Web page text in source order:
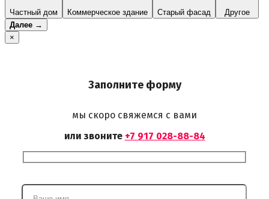
Частный дом Коммерческое здание Старый фасад
Другое
Далее →
×
Заполните форму
мы скоро свяжемся с вами
или звоните +7 917 028-88-84